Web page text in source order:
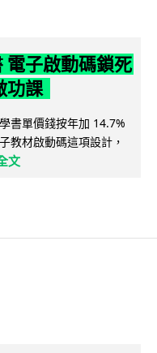
電子啟動碼鎖死
功課
書單價錢按年加 14.7%
教材啟動碼這項設計，
文